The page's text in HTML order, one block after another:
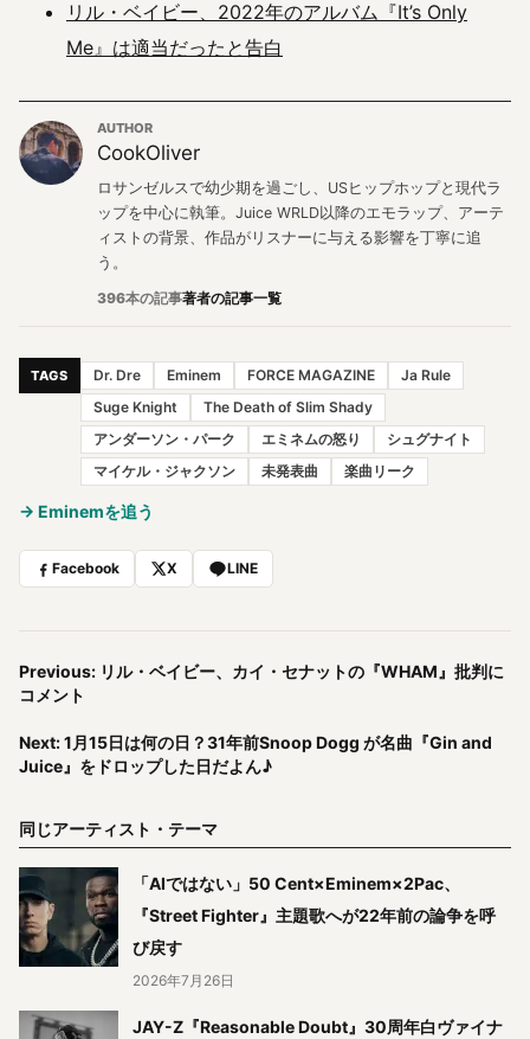
リル・ベイビー、2022年のアルバム『It’s Only
Me』は適当だったと告白
AUTHOR
CookOliver
ロサンゼルスで幼少期を過ごし、USヒップホップと現代ラ
ップを中心に執筆。Juice WRLD以降のエモラップ、アーテ
ィストの背景、作品がリスナーに与える影響を丁寧に追
う。
396本の記事著者の記事一覧
TAGS Dr. Dre Eminem FORCE MAGAZINE
Ja Rule
Suge Knight
The Death of Slim Shady
アンダーソン・パーク
エミネムの怒り
シュグナイト
マイケル・ジャクソン
未発表曲 楽曲リーク
→ Eminemを追う
Facebook X LINE
Previous: リル・ベイビー、カイ・セナットの『WHAM』批判に
コメント
Next: 1月15日は何の日？31年前Snoop Dogg が名曲『Gin and
Juice』をドロップした日だよん♪
同じアーティスト・テーマ
「AIではない」50 Cent×Eminem×2Pac、
『Street Fighter』主題歌へが22年前の論争を呼
び戻す
2026年7月26日
JAY-Z『Reasonable Doubt』30周年白ヴァイナ